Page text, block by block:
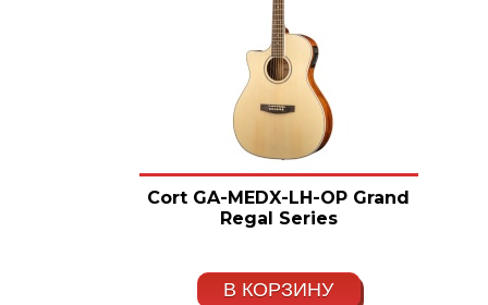
Cort GA-MEDX-LH-OP Grand
Regal Series
В КОРЗИНУ